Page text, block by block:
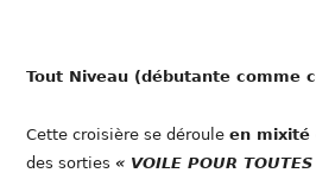
Tout Niveau (débutante comme
Cette croisière se dérouleen mixité
des sorties« VOILE POUR